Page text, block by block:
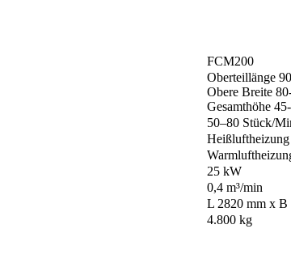
FCM200
Oberteillänge
Obere Breite
Gesamthöhe
50–80 Stück/
25 kW
0,4 m³/min
L 2820 mm x B
4.800 kg